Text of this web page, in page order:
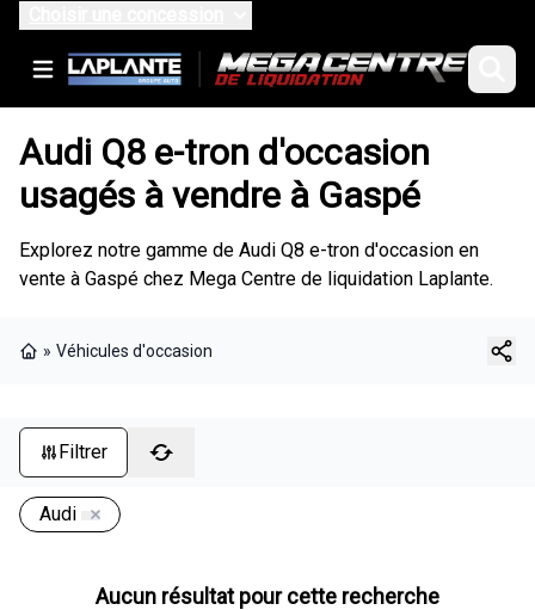
Audi Q8 e-tron d'occasion
usagés à vendre à Gaspé
Explorez notre gamme de Audi Q8 e-tron d'occasion en
vente à Gaspé chez Mega Centre de liquidation Laplante.
» Véhicules d'occasion
Filtrer
Audi
Aucun résultat pour cette recherche